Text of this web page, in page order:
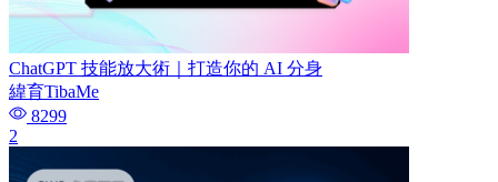
ChatGPT 技能放大術｜打造你的 AI 分身
緯育TibaMe
8299
2